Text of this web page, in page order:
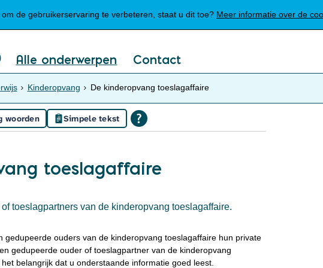
de gebruikerservaring te verbeteren, staat u dit toe? Meer informatie over de
Mijn Meierijstad
Alle onderwerpen Contact
Kinderopvang De kinderopvang toeslagaffaire
woorden Simpele tekst
toeslagaffaire
toeslagpartners van de kinderopvang toeslagaffaire.
gedupeerde ouders van de kinderopvang toeslagaffaire hun private
gedupeerde ouder of toeslagpartner van de kinderopvang
belangrijk dat u onderstaande informatie goed leest.